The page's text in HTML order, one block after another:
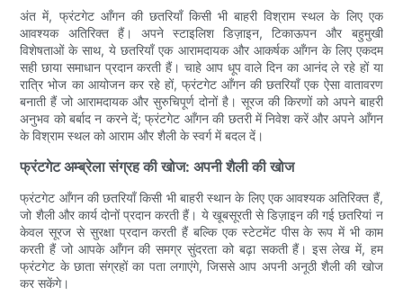
अंत में, फ्रंटगेट आँगन की छतरियाँ किसी भी बाहरी विश्राम स्थल के लिए एक
आवश्यक अतिरिक्त हैं। अपने स्टाइलिश डिज़ाइन, टिकाऊपन और बहुमुखी
विशेषताओं के साथ, ये छतरियाँ एक आरामदायक और आकर्षक आँगन के लिए एकदम
सही छाया समाधान प्रदान करती हैं। चाहे आप धूप वाले दिन का आनंद ले रहे हों या
रात्रि भोज का आयोजन कर रहे हों, फ्रंटगेट आँगन की छतरियाँ एक ऐसा वातावरण
बनाती हैं जो आरामदायक और सुरुचिपूर्ण दोनों है। सूरज की किरणों को अपने बाहरी
अनुभव को बर्बाद न करने दें; फ्रंटगेट आँगन की छतरी में निवेश करें और अपने आँगन
के विश्राम स्थल को आराम और शैली के स्वर्ग में बदल दें।
फ्रंटगेट अम्ब्रेला संग्रह की खोज: अपनी शैली की खोज
फ्रंटगेट आँगन की छतरियाँ किसी भी बाहरी स्थान के लिए एक आवश्यक अतिरिक्त हैं,
जो शैली और कार्य दोनों प्रदान करती हैं। ये खूबसूरती से डिज़ाइन की गई छतरियां न
केवल सूरज से सुरक्षा प्रदान करती हैं बल्कि एक स्टेटमेंट पीस के रूप में भी काम
करती हैं जो आपके आँगन की समग्र सुंदरता को बढ़ा सकती हैं। इस लेख में, हम
फ्रंटगेट के छाता संग्रहों का पता लगाएंगे, जिससे आप अपनी अनूठी शैली की खोज
कर सकेंगे।